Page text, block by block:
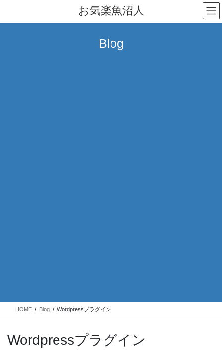
テ
ゲ
お気楽魚沼人
Blog
HOME Blog Wordpressプラグイン
Wordpressプラグイン